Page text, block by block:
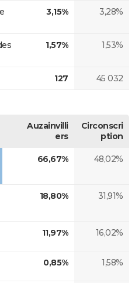
3,15% 3,28%
1,57% 1,53%
127 45 032
Auzainvilli
ers
Circonscri
ption
66,67% 48,02%
18,80% 31,91%
11,97% 16,02%
0,85% 1,58%